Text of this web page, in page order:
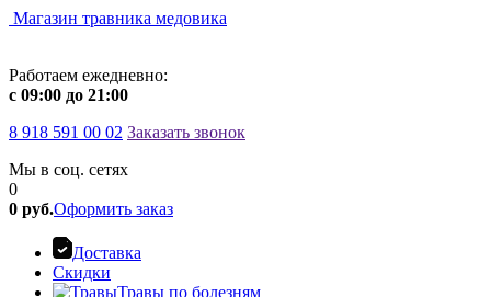
Магазин травника медовика
Работаем ежедневно:
c 09:00 до 21:00
8 918 591 00 02 Заказать звонок
Мы в соц. сетях
0
0 руб.Оформить заказ
Доставка
Скидки
Травы по болезням